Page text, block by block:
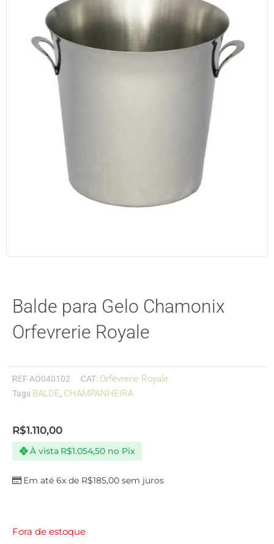
Balde para Gelo Chamonix
Orfevrerie Royale
REF AO040102 CAT: Orfèvrerie Royale
Tags BALDE, CHAMPANHEIRA
R$1.110,00
Em até 6x de R$185,00 sem juros
À vista R$1.054,50 no Pix
Fora de estoque